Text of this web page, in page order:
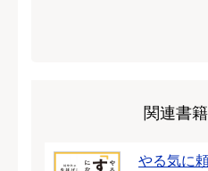
関連書
やる気に